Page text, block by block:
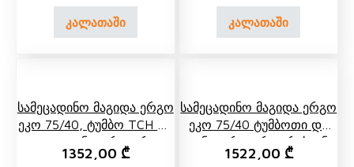
კალათაში კალათაში
Სამეცადინო Მაგიდა Ერგო
Ეკო 75/40, Ტუმბო TCH 04
Და Უკანა Ორი Ორ
Იარუსიანი Თარო
1352,00 ₾
Სამეცადინო Მაგიდა Ერგო
Ეკო 75/40 Ტუმბოთი Და
Უკანა Ორი Ორ Იარუსიანი
Თაროთი
1522,00 ₾